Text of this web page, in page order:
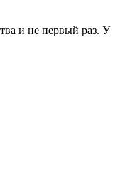
и не первый раз. У